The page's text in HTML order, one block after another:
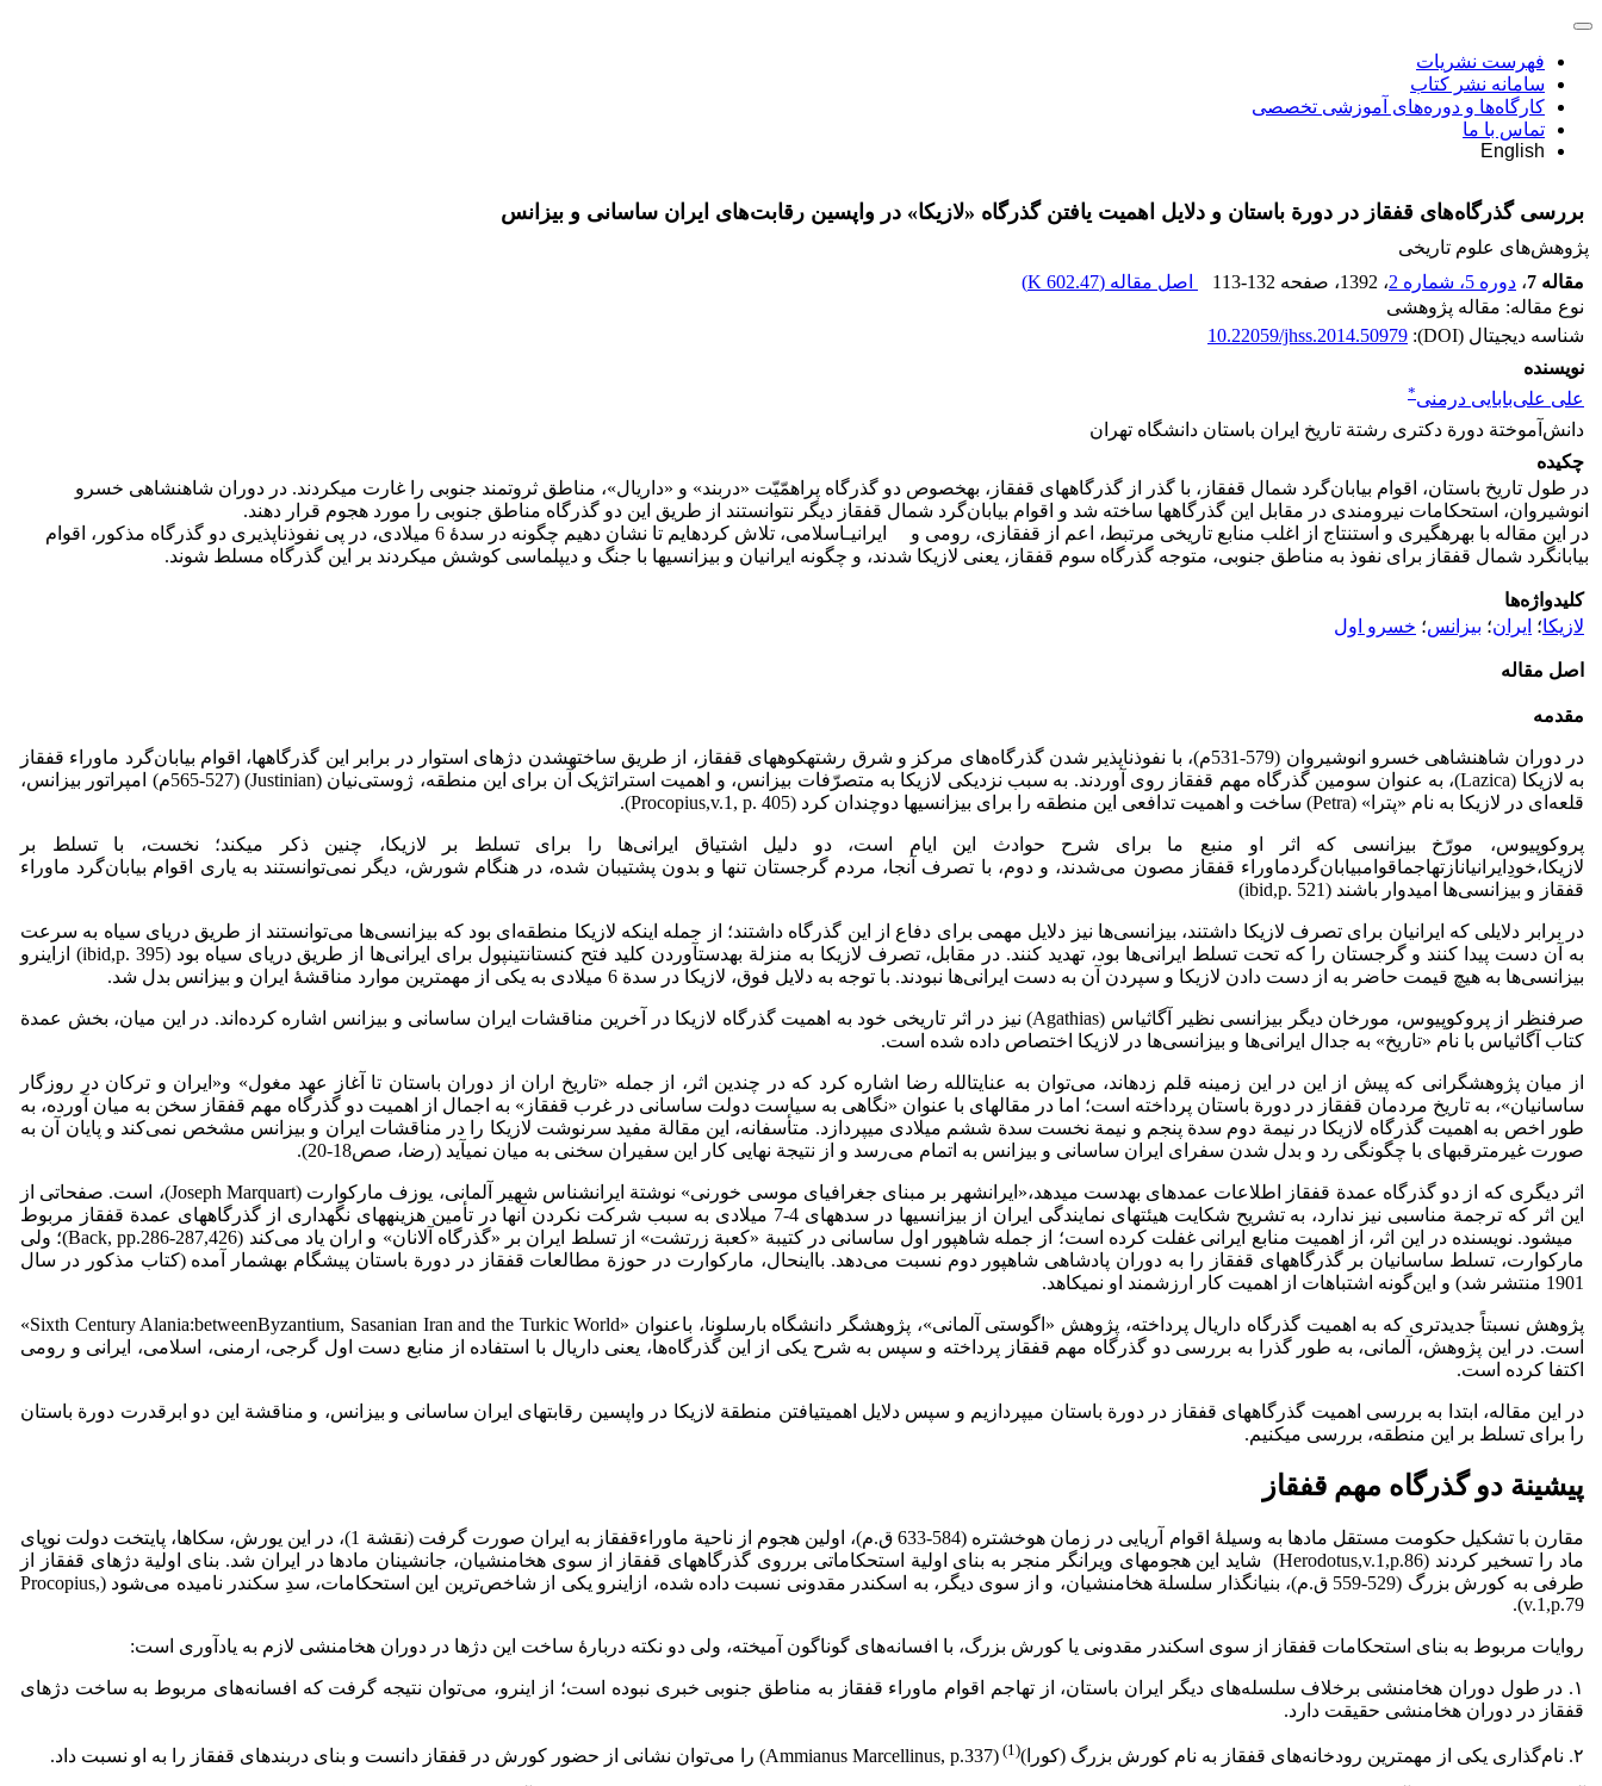
فهرست نشریات
سامانه نشر کتاب
کارگاه‌ها و دوره‌های آموزشی تخصصی
تماس با ما
English
بررسی گذر‌گاه‌های قفقاز در دورة باستان و دلایل اهمیت یافتن گذرگاه «‌لازیکا» در واپسین رقابت‌های ایران ساسانی و بیزانس
پژوهش‌های علوم تاریخی
مقاله 7
، دوره 5، شماره 2 ، 1392 ، صفحه 113-132 اصل مقاله (602.47 K
)
نوع مقاله: مقاله پژوهشی
شناسه دیجیتال (DOI):
10.22059/jhss.2014.50979
نویسنده
علی علی‌بابایی درمنی*
دانش‌آموختة دورة دکتری رشتة تاریخ ایران باستان دانشگاه تهران
چکیده
در طول تاریخ باستان، اقوام بیابان‌گرد شمال قفقاز، با گذر از گذرگاه­های قفقاز، به­خصوص دو گذرگاه پراهمّیّت «دربند» و «داریال»، مناطق ثروتمند جنوبی را غارت می­کردند. در دوران شاهنشاهی خسرو
انوشیروان، استحکامات نیرومندی در مقابل این گذرگاه­ها ساخته شد و اقوام بیابان‌گرد شمال قفقاز دیگر نتوانستند از طریق این دو گذرگاه مناطق جنوبی را مورد هجوم قرار دهند.
در این مقاله با بهره­گیری و استنتاج از اغلب منابع تاریخی مرتبط، اعم از قفقازی، رومی و ایرانیـاسلامی، تلاش کرده­ایم تا نشان دهیم چگونه در سدۀ 6 میلادی، در پی نفوذناپذیری دو گذرگاه مذکور، اقوام
بیابان­گرد شمال قفقاز برای نفوذ به مناطق جنوبی، متوجه گذرگاه سوم قفقاز، یعنی لازیکا شدند، و چگونه ایرانیان و بیزانسی­ها با جنگ و دیپلماسی کوشش می­کردند بر این گذرگاه مسلط شوند.
کلیدواژه‌ها
لازیکا؛ ایران؛ بیزانس؛ خسرو اول
اصل مقاله
مقدمه
در دوران شاهنشاهی خسرو انوشیروان (579-531م)، با نفوذناپذیر شدن گذرگاه‌های مرکز و شرق رشته­کوه­های قفقاز، از طریق ساخته­شدن دژهای استوار در برابر این گذرگاه­ها، اقوام بیابان‌گرد ماوراء قفقاز
به لازیکا (Lazica)، به عنوان سومین گذرگاه مهم قفقاز روی آوردند. به سبب نزدیکی لازیکا به متصرّفات بیزانس، و اهمیت استراتژیک آن برای این منطقه، ژوستی‌نیان (Justinian) (­565-527م) امپراتور بیزانس،
قلعه‌ای در لازیکا به نام «پترا» (Petra) ساخت و اهمیت تدافعی این منطقه را برای بیزانسی­ها دوچندان کرد (Procopius,v.1, p. 405)­.
پروکوپیوس، مورّخ بیزانسی که اثر او منبع ما برای شرح حوادث این ایام است، دو دلیل اشتیاق ایرانی‌ها را برای تسلط بر لازیکا، چنین ذکر می­کند؛ نخست، با تسلط بر
لازیکا،خودِایرانیانازتهاجماقوامبیابان‌گردماوراء قفقاز مصون می‌شدند، و دوم، با تصرف آنجا، مردم گرجستان تنها و بدون پشتیبان شده، در هنگام شورش، دیگر نمی‌توانستند به یاری اقوام بیابان‌گرد ماوراء
قفقاز و بیزانسی‌ها امیدوار باشند (ibid,p. 521)
در برابر دلایلی که ایرانیان برای تصرف لازیکا داشتند، بیزانسی‌ها نیز دلایل مهمی برای دفاع از این گذرگاه داشتند؛ از جمله اینکه لازیکا منطقه‌ای بود که بیزانسی‌ها می‌توانستند از طریق دریای سیاه به سرعت
به آن دست­ پیدا کنند و گرجستان را که تحت تسلط ایرانی‌ها بود، تهدید کنند. در مقابل، تصرف لازیکا به منزلة به­دست­آوردن کلید فتح کنستانتینپول برای ایرانی‌ها از طریق دریای سیاه بود (ibid,p. 395) از­این­رو
بیزانسی‌ها به هیچ قیمت حاضر به از ­­دست ­­دادن لازیکا و سپردن آن به دست ایرانی‌ها نبودند. با توجه به دلایل فوق، لازیکا در سدة 6 میلادی به یکی از مهم­ترین موارد مناقشۀ ایران و بیزانس بدل شد.
صرف­نظر از پروکوپیوس، مورخان دیگر بیزانسی نظیر آگاثیاس (Agathias­) نیز در اثر تاریخی خود به اهمیت گذرگاه لازیکا در آخرین مناقشات ایران ساسانی و بیزانس اشاره کرده‌اند. در این میان، بخش عمدة
کتاب آگاثیاس با نام «تاریخ» به جدال ایرانی‌ها و بیزانسی‌ها در لازیکا اختصاص داده شده است.
از میان پژوهشگرانی که پیش از این در این زمینه قلم زده­اند، می‌توان به عنایت­الله رضا اشاره کرد که در چندین اثر، از جمله «تاریخ اران از دوران باستان تا آغاز عهد مغول» و«ایران و ترکان در روزگار
ساسانیان»، به تاریخ مردمان قفقاز در دورة باستان پرداخته است؛ اما در مقاله­ای با عنوان «نگاهی به سیاست دولت ساسانی در غرب قفقاز» به اجمال از اهمیت دو گذرگاه مهم قفقاز سخن به میان آورده، به
طور اخص به اهمیت گذرگاه لازیکا در نیمة دوم سدة پنجم و نیمة نخست سدة ششم میلادی می­پردازد. متأسفانه، این مقالة مفید سرنوشت لازیکا را در مناقشات ایران و بیزانس مشخص نمی‌کند و پایان آن به
صورت غیرمترقبه­ای با چگونگی رد و بدل شدن سفرای ایران ساسانی و بیزانس به اتمام می‌رسد و از نتیجة نهایی کار این سفیران سخنی به میان نمی­آید (رضا، صص18-20).
اثر دیگری که از دو گذرگاه عمدة قفقاز اطلاعات عمده­ای به­دست می­دهد،«­ایرانشهر بر مبنای جغرافیای موسی خورنی» نوشتة ایران­شناس شهیر آلمانی، یوزف مارکوارت (Joseph Marquart)، است. صفحاتی از
این اثر که ترجمة مناسبی نیز ندارد، به تشریح شکایت هیئت­های نمایندگی ایران از بیزانسی­ها در سده­های 4-7 میلادی به سبب شرکت­ نکردن آنها در تأمین هزینه­های نگهداری از گذرگاه­های عمدة قفقاز مربوط
می­شود. نویسنده در این اثر، از اهمیت منابع ایرانی غفلت کرده است؛ از جمله شاهپور اول ساسانی در کتیبة «کعبة زرتشت» از تسلط ایران بر «گذرگاه آلانان» و اران یاد می‌کند (Back, pp.­286-287,426)؛ ولی
مارکوارت، تسلط ساسانیان بر گذرگاه­های قفقاز را به دوران پادشاهی شاهپور دوم نسبت می‌دهد. بااین­حال، مارکوارت در حوزة مطالعات قفقاز در دورة باستان پیشگام به­شمار آمده (کتاب مذکور در سال
1901 منتشر شد) و این‌گونه اشتباهات از اهمیت کار ارزشمند او نمی­کاهد.
پژوهش نسبتاً جدیدتری که به اهمیت گذرگاه داریال پرداخته، پژوهش «اگوستی آلمانی»، پژوهشگر دانشگاه بارسلونا، باعنوان «­Sixth Century Alania:between­Byzantium, Sasanian Iran and the Turkic World­»
است. در این پژوهش، آلمانی، به طور گذرا به بررسی دو گذرگاه مهم قفقاز پرداخته و سپس به شرح یکی از این گذرگاه‌ها، یعنی داریال با استفاده از منابع دست اول گرجی، ارمنی، اسلامی، ایرانی و رومی
اکتفا کرده است.
در این مقاله، ابتدا به بررسی اهمیت گذرگاه­های قفقاز در دورة باستان می­پردازیم و سپس دلایل اهمیت­یافتن منطقة لازیکا در واپسین رقابت­های ایران ساسانی و بیزانس، و مناقشة این دو ابرقدرت دورة باستان
را برای تسلط بر این منطقه، بررسی می­کنیم.
پیشینة دو گذرگاه مهم قفقاز
مقارن با تشکیل حکومت مستقل مادها به وسیلۀ اقوام آریایی در زمان هوخشتره (584-633 ق.م)، اولین هجوم از ناحیة ماوراءقفقاز به ایران صورت گرفت (نقشة 1)، در این یورش، سکاها، پایتخت دولت نوپای
ماد را تسخیر کردند (Herodotus,v.1,p.86) شاید این هجوم­های ویران­گر منجر به بنای اولیة استحکاماتی برروی گذرگاه­های قفقاز از سوی هخامنشیان، جانشینان مادها در ایران شد. بنای اولیة دژهای قفقاز از
طرفی به کورش بزرگ (529-559 ق.م)، بنیان­گذار سلسلة هخامنشیان، و از سوی دیگر، به اسکندر مقدونی نسبت داده شده، از­این­رو یکی از شاخص‌ترین این استحکامات، سدِ سکندر نامیده می‌شود (Procopius,
v.1,p.79).
روایات مربوط به بنای استحکامات قفقاز از سوی اسکندر مقدونی یا کورش بزرگ، با افسانه‌های گوناگون آمیخته، ولی دو نکته دربارۀ ساخت این دژها در دوران هخامنشی لازم به یادآوری است:
١. در طول دوران هخامنشی برخلاف سلسله‌های دیگر ایران باستان، از تهاجم اقوام ماوراء قفقاز به مناطق جنوبی خبری نبوده است؛ از این­رو، می‌توان نتیجه گرفت که افسانه‌های مربوط به ساخت دژهای
قفقاز در دوران هخامنشی حقیقت دارد.
٢. نام‌گذاری یکی از مهم­ترین رودخانه‌های قفقاز به نام کورش بزرگ (کورا) (1) (Ammianus Marcellinus, p.337) را می‌توان نشانی از حضور کورش در قفقاز دانست و بنای دربندهای قفقاز را به او نسبت داد.